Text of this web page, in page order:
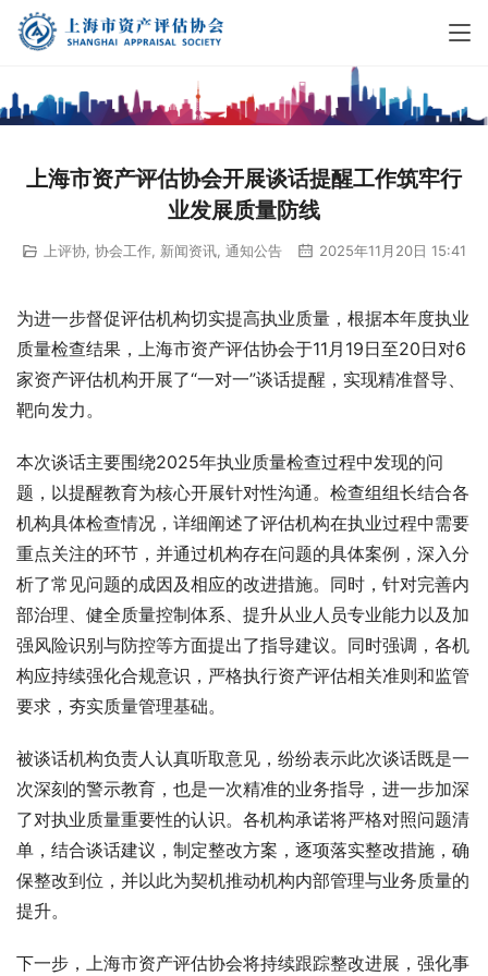
上海市资产评估协会开展谈话提醒工作筑牢行
业发展质量防线
上评协 协会工作 新闻资讯 通知公告 2025年11月20日 15:41
为进一步督促评估机构切实提高执业质量，根据本年度执业
质量检查结果，上海市资产评估协会于11月19日至20日对6
家资产评估机构开展了“一对一”谈话提醒，实现精准督导、
靶向发力。
本次谈话主要围绕2025年执业质量检查过程中发现的问
题，以提醒教育为核心开展针对性沟通。检查组组长结合各
机构具体检查情况，详细阐述了评估机构在执业过程中需要
重点关注的环节，并通过机构存在问题的具体案例，深入分
析了常见问题的成因及相应的改进措施。同时，针对完善内
部治理、健全质量控制体系、提升从业人员专业能力以及加
强风险识别与防控等方面提出了指导建议。同时强调，各机
构应持续强化合规意识，严格执行资产评估相关准则和监管
要求，夯实质量管理基础。
被谈话机构负责人认真听取意见，纷纷表示此次谈话既是一
次深刻的警示教育，也是一次精准的业务指导，进一步加深
了对执业质量重要性的认识。各机构承诺将严格对照问题清
单，结合谈话建议，制定整改方案，逐项落实整改措施，确
保整改到位，并以此为契机推动机构内部管理与业务质量的
提升。
下一步，上海市资产评估协会将持续跟踪整改进展，强化事